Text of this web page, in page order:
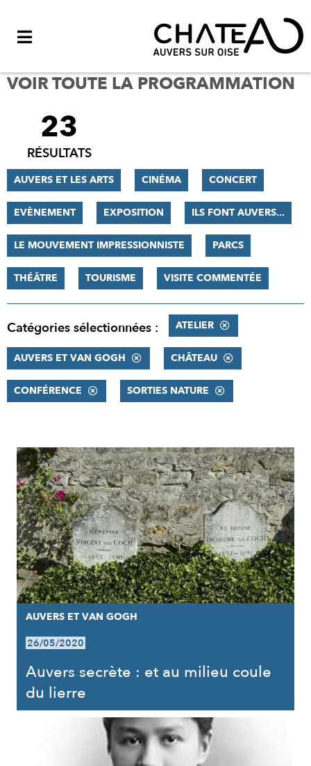
VOIR TOUTE LA PROGRAMMATION
FILTRER
RÉSULTATS
23
RÉSULTATS
AUVERS ET LES ARTS CINÉMA CONCERT
EVÈNEMENT EXPOSITION ILS FONT AUVERS...
LE MOUVEMENT IMPRESSIONNISTE PARCS
THÉÂTRE TOURISME VISITE COMMENTÉE
Catégories sélectionnées : ATELIER
AUVERS ET VAN GOGH CHÂTEAU
CONFÉRENCE SORTIES NATURE
RÉSULTATS
AUVERS ET VAN GOGH
26/05/2020
Auvers secrète : et au milieu coule
du lierre